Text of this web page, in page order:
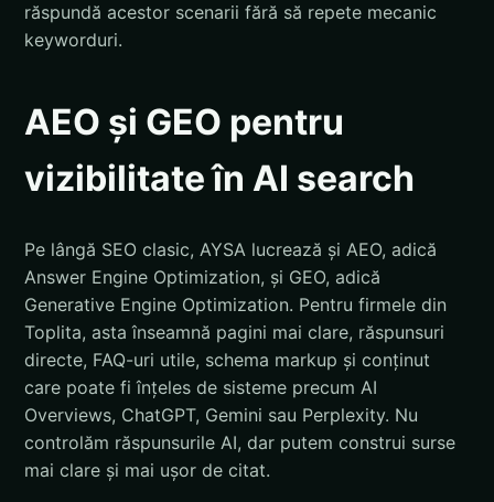
răspundă acestor scenarii fără să repete mecanic
keyworduri.
AEO și GEO pentru
vizibilitate în AI search
Pe lângă SEO clasic, AYSA lucrează și AEO, adică
Answer Engine Optimization, și GEO, adică
Generative Engine Optimization. Pentru firmele din
Toplita, asta înseamnă pagini mai clare, răspunsuri
directe, FAQ-uri utile, schema markup și conținut
care poate fi înțeles de sisteme precum AI
Overviews, ChatGPT, Gemini sau Perplexity. Nu
controlăm răspunsurile AI, dar putem construi surse
mai clare și mai ușor de citat.